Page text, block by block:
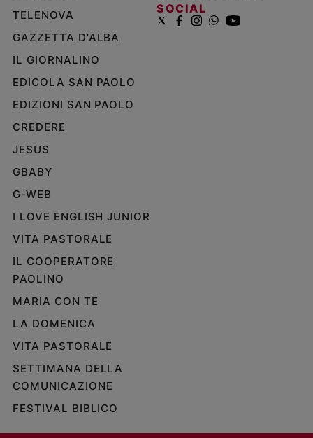
TELENOVA
GAZZETTA D'ALBA
IL GIORNALINO
EDICOLA SAN PAOLO
EDIZIONI SAN PAOLO
CREDERE
JESUS
GBABY
G-WEB
I LOVE ENGLISH JUNIOR
VITA PASTORALE
IL COOPERATORE
PAOLINO
MARIA CON TE
LA DOMENICA
VITA PASTORALE
SETTIMANA DELLA
COMUNICAZIONE
FESTIVAL BIBLICO
SOCIAL